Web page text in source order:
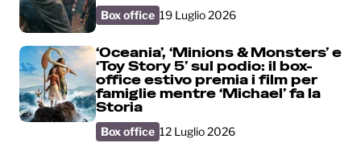
Box office 19 Luglio 2026
‘Oceania’, ‘Minions & Monsters’ e
‘Toy Story 5’ sul podio: il box-
office estivo premia i film per
famiglie mentre ‘Michael’ fa la
Storia
Box office 12 Luglio 2026